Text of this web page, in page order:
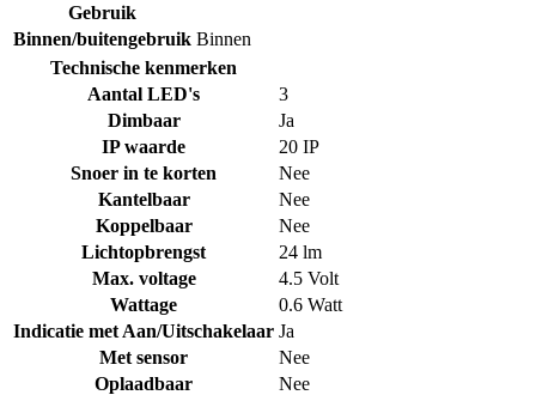
Gebruik
Binnen/buitengebruik Binnen
Technische kenmerken
Aantal LED's
3
Dimbaar
Ja
IP waarde
20 IP
Snoer in te korten
Nee
Kantelbaar
Nee
Koppelbaar
Nee
Lichtopbrengst
24 lm
Max. voltage
4.5 Volt
Wattage
0.6 Watt
Indicatie met Aan/Uitschakelaar Ja
Met sensor
Nee
Oplaadbaar
Nee